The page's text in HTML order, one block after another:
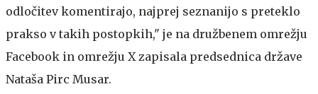
odločitev komentirajo, najprej seznanijo s preteklo
prakso v takih postopkih," je na družbenem omrežju
Facebook in omrežju X zapisala predsednica države
Nataša Pirc Musar.